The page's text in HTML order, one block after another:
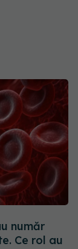
număr
Ce rol au